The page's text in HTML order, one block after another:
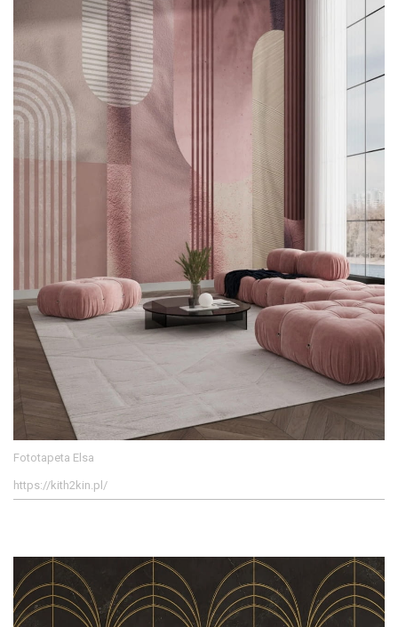
Fototapeta Elsa
https://kith2kin.pl/